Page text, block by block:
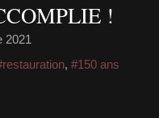
!
2021
, #150 ans